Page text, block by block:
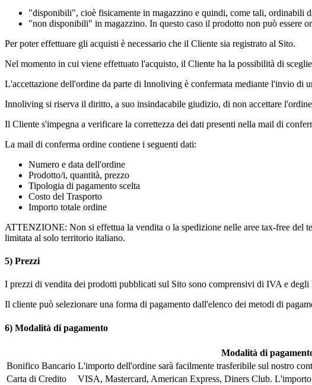
"disponibili", cioè fisicamente in magazzino e quindi, come tali, ordinabili
"non disponibili" in magazzino. In questo caso il prodotto non può essere
Per poter effettuare gli acquisti è necessario che il Cliente sia registrato al Sito.
Nel momento in cui viene effettuato l'acquisto, il Cliente ha la possibilità di
L'accettazione dell'ordine da parte di Innoliving è confermata mediante l'invio di
Innoliving si riserva il diritto, a suo insindacabile giudizio, di non accettare
Il Cliente s'impegna a verificare la correttezza dei dati presenti nella mail di
La mail di conferma ordine contiene i seguenti dati:
Numero e data dell'ordine
Prodotto/i, quantità, prezzo
Tipologia di pagamento scelta
Costo del Trasporto
Importo totale ordine
ATTENZIONE: Non si effettua la vendita o la spedizione nelle aree tax-free
limitata al solo territorio italiano.
5) Prezzi
I prezzi di vendita dei prodotti pubblicati sul Sito sono comprensivi di IVA e
Il cliente può selezionare una forma di pagamento dall'elenco dei metodi di
6) Modalità di pagamento
Modalità di
Bonifico Bancario L'importo dell'ordine sarà facilmente trasferibile sul nostro
Carta di Credito
VISA, Mastercard, American Express, Diners Club.